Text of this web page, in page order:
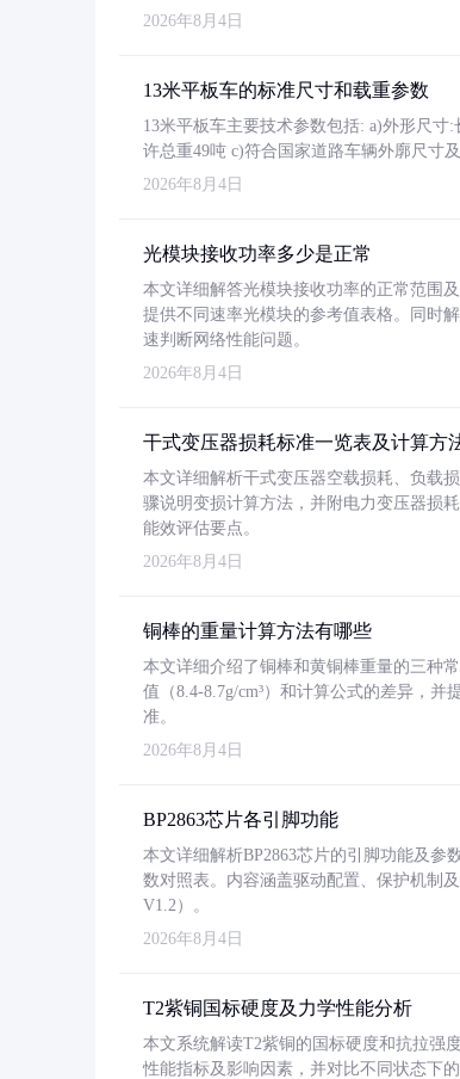
2026年8月4日
13米平板车的标准尺寸和载重参数
13米平板车主要技术参数包括: a)外形尺寸
许总重49吨 c)符合国家道路车辆外廓尺寸
2026年8月4日
光模块接收功率多少是正常
本文详细解答光模块接收功率的正常范围
提供不同速率光模块的参考值表格。同时
速判断网络性能问题。
2026年8月4日
干式变压器损耗标准一览表及计算方
本文详细解析干式变压器空载损耗、负载
骤说明变损计算方法，并附电力变压器损
能效评估要点。
2026年8月4日
铜棒的重量计算方法有哪些
本文详细介绍了铜棒和黄铜棒重量的三种
值（8.4-8.7g/cm³）和计算公式的差异，
准。
2026年8月4日
BP2863芯片各引脚功能
本文详细解析BP2863芯片的引脚功能及
数对照表。内容涵盖驱动配置、保护机制
V1.2）。
2026年8月4日
T2紫铜国标硬度及力学性能分析
本文系统解读T2紫铜的国标硬度和抗拉强
性能指标及影响因素，并对比不同状态下